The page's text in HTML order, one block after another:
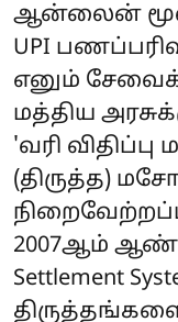
ஆன்லைன்
UPI
எனும்
மத்திய
'வரி
(திருத்த)
2007ஆம்
Settlement